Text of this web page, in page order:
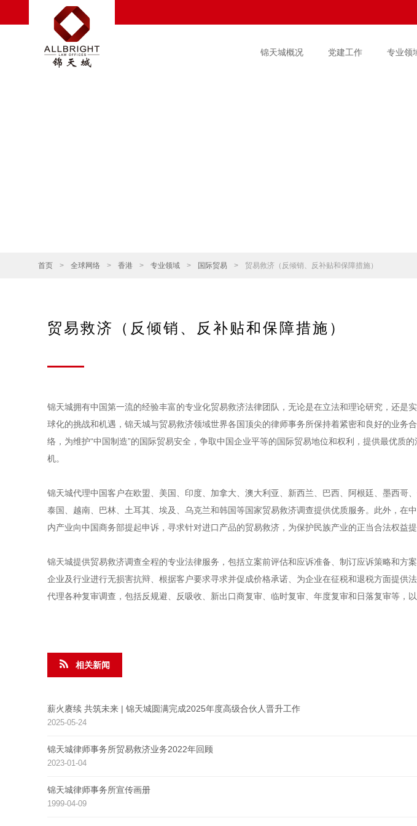
锦天城概况 党建工作 专业领
首页 > 全球网络 > 香港 > 专业领域 > 国际贸易 > 贸易救济（反倾销、反补贴和保障措施）
贸易救济（反倾销、反补贴和保障措施）
锦天城拥有中国第一流的经验丰富的专业化贸易救济法律团队，无论是在立法和理论研究，还是
球化的挑战和机遇，锦天城与贸易救济领域世界各国顶尖的律师事务所保持着紧密和良好的业务
络，为维护“中国制造”的国际贸易安全，争取中国企业平等的国际贸易地位和权利，提供最优质
机。
锦天城代理中国客户在欧盟、美国、印度、加拿大、澳大利亚、新西兰、巴西、阿根廷、墨西哥
泰国、越南、巴林、土耳其、埃及、乌克兰和韩国等国家贸易救济调查提供优质服务。此外，在
内产业向中国商务部提起申诉，寻求针对进口产品的贸易救济，为保护民族产业的正当合法权益提
锦天城提供贸易救济调查全程的专业法律服务，包括立案前评估和应诉准备、制订应诉策略和方
企业及行业进行无损害抗辩、根据客户要求寻求并促成价格承诺、为企业在征税和退税方面提供
代理各种复审调查，包括反规避、反吸收、新出口商复审、临时复审、年度复审和日落复审等，
相关新闻
薪火赓续 共筑未来 | 锦天城圆满完成2025年度高级合伙人晋升工作
2025-05-24
锦天城律师事务所贸易救济业务2022年回顾
2023-01-04
锦天城律师事务所宣传画册
1999-04-09